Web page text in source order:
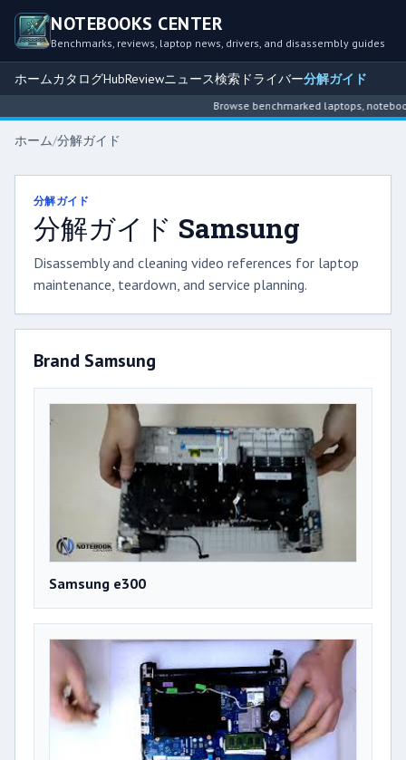
NOTEBOOKS CENTER
Benchmarks, reviews, laptop news, drivers, and disassembly guides
ホームカタログHubReviewニュース検索 ドライバー分解ガイド
Browse benchmarked laptops,
ホーム/分解ガイド
分解ガイド
分解ガイド Samsung
Disassembly and cleaning video references for laptop
maintenance, teardown, and service planning.
Brand Samsung
Samsung e300